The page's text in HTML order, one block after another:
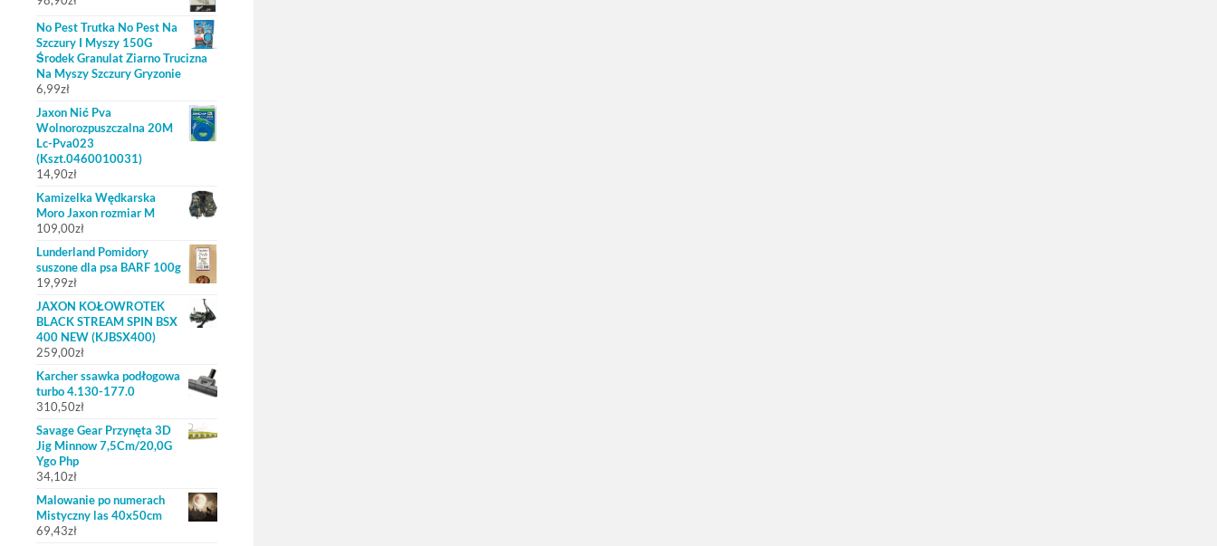
No Pest Trutka No Pest Na
Szczury I Myszy 150G
Środek Granulat Ziarno Trucizna
Na Myszy Szczury Gryzonie
6,99zł
Jaxon Nić Pva
Wolnorozpuszczalna 20M
Lc-Pva023
(Kszt.0460010031)
14,90zł
Kamizelka Wędkarska
Moro Jaxon rozmiar M
109,00zł
Lunderland Pomidory
suszone dla psa BARF 100g
19,99zł
JAXON KOŁOWROTEK
BLACK STREAM SPIN BSX
400 NEW (KJBSX400)
259,00zł
Karcher ssawka podłogowa
turbo 4.130-177.0
310,50zł
Savage Gear Przynęta 3D
Jig Minnow 7,5Cm/20,0G
Ygo Php
34,10zł
Malowanie po numerach
Mistyczny las 40x50cm
69,43zł